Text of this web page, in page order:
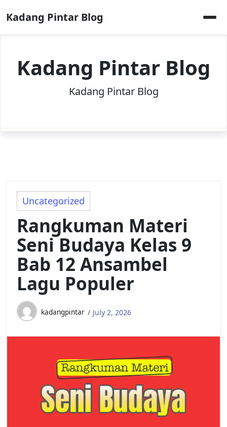
to
content
Kadang Pintar Blog
Kadang Pintar Blog
Kadang Pintar Blog
Uncategorized
Rangkuman Materi
Seni Budaya Kelas 9
Bab 12 Ansambel
Lagu Populer
kadangpintar July 2, 2026